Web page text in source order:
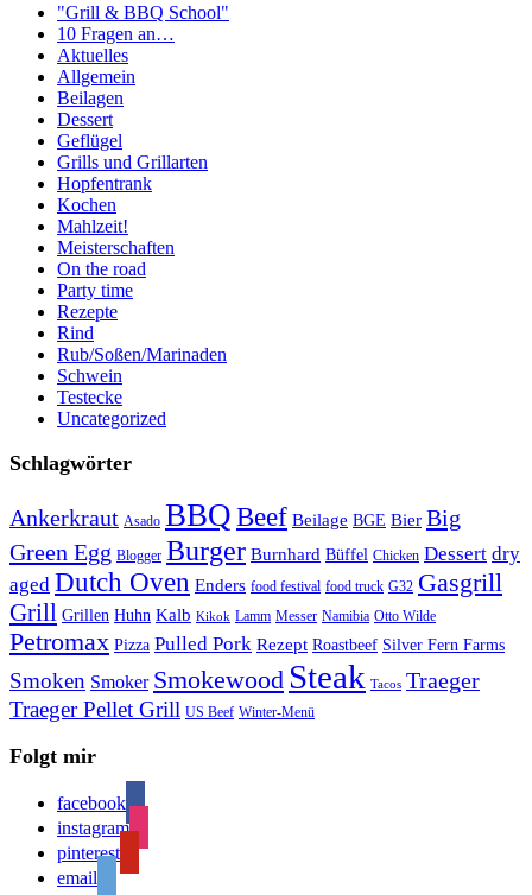
"Grill & BBQ School"
10 Fragen an…
Aktuelles
Allgemein
Beilagen
Dessert
Geflügel
Grills und Grillarten
Hopfentrank
Kochen
Mahlzeit!
Meisterschaften
On the road
Party time
Rezepte
Rind
Rub/Soßen/Marinaden
Schwein
Testecke
Uncategorized
Schlagwörter
Ankerkraut Asado BBQBeef Beilage BGE Bier Big
Green Egg Blogger Burger Burnhard Büffel Chicken Dessert dry
aged Dutch Oven Enders food festival food truck G32 Gasgrill
Grill Grillen Huhn Kalb Kikok Lamm Messer Namibia Otto Wilde
Petromax Pizza Pulled Pork Rezept Roastbeef Silver Fern Farms
Smoken Smoker Smokewood Steak Tacos Traeger
Traeger Pellet Grill US Beef Winter-Menü
Folgt mir
facebook
instagram
pinterest
email